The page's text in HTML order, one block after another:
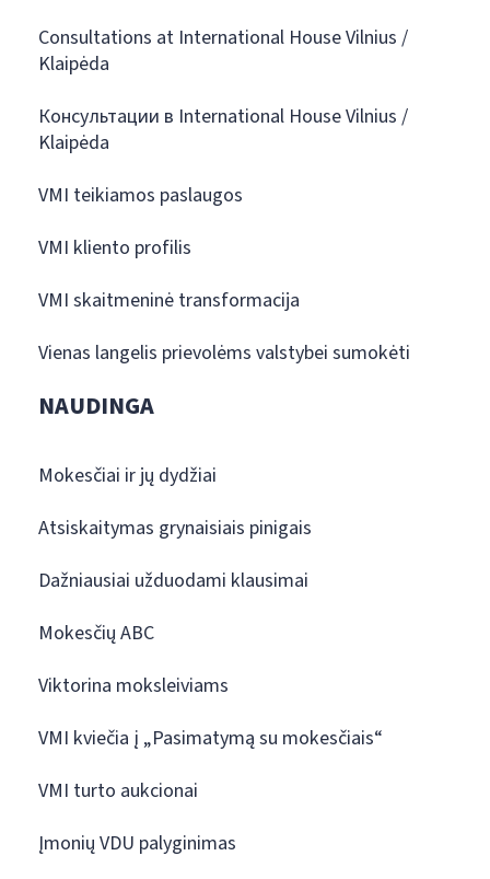
Consultations at International House Vilnius /
Klaipėda
Консультации в International House Vilnius /
Klaipėda
VMI teikiamos paslaugos
VMI kliento profilis
VMI skaitmeninė transformacija
Vienas langelis prievolėms valstybei sumokėti
NAUDINGA
Mokesčiai ir jų dydžiai
Atsiskaitymas grynaisiais pinigais
Dažniausiai užduodami klausimai
Mokesčių ABC
Viktorina moksleiviams
VMI kviečia į „Pasimatymą su mokesčiais“
VMI turto aukcionai
Įmonių VDU palyginimas